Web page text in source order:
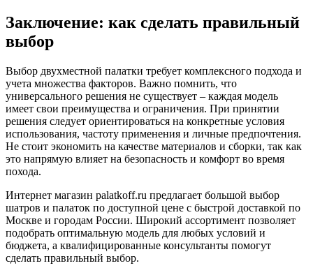
Заключение: как сделать правильный
выбор
Выбор двухместной палатки требует комплексного подхода и
учета множества факторов. Важно помнить, что
универсального решения не существует – каждая модель
имеет свои преимущества и ограничения. При принятии
решения следует ориентироваться на конкретные условия
использования, частоту применения и личные предпочтения.
Не стоит экономить на качестве материалов и сборки, так как
это напрямую влияет на безопасность и комфорт во время
похода.
Интернет магазин palatkoff.ru предлагает большой выбор
шатров и палаток по доступной цене с быстрой доставкой по
Москве и городам России. Широкий ассортимент позволяет
подобрать оптимальную модель для любых условий и
бюджета, а квалифицированные консультанты помогут
сделать правильный выбор.